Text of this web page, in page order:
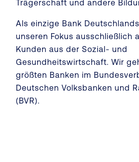
Trägerschaft und andere
Als einzige Bank
unseren Fokus ausschließlich
Kunden aus der Sozial- und
Gesundheitswirtschaft. Wir
größten Banken im
Deutschen Volksbanken und
(BVR).